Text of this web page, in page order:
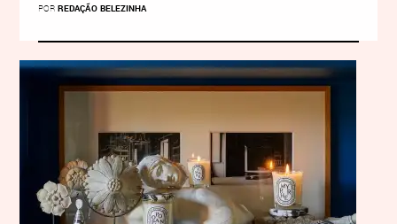
POR REDAÇÃO BELEZINHA